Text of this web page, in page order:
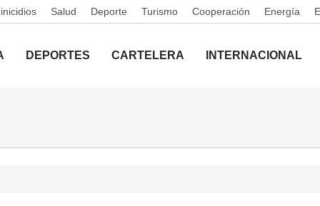
Salud Deporte Turismo Cooperación Energía
DEPORTES CARTELERA INTERNACIONAL